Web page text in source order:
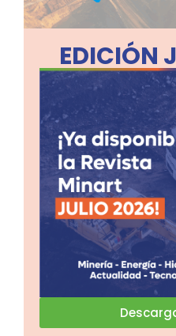
EDICIÓN